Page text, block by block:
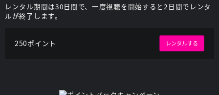
レンタル期間は30日間で、一度視聴を開始すると2日間でレンタ
ルが終了します。
250ポイント レンタルする